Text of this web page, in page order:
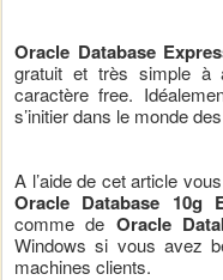
Oracle Database
gratuit et très simple à
caractère free.
s’initier dans le monde
A l’aide de cet article
Oracle Database 10g
comme de Oracle
Windows si vous avez
machines clients.